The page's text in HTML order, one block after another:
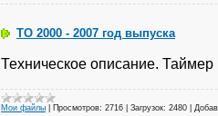
ТО 2000 - 2007 год выпуска
Техническое описание. Таймер
Мои файлы Просмотров: 2716 Загрузок: 2480